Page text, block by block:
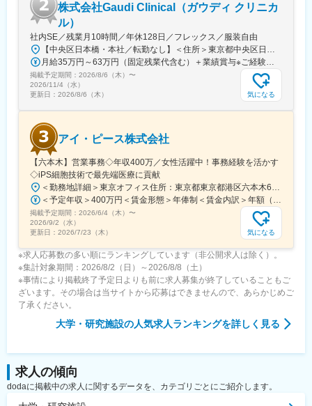
・スーパーフレックスタイム制を導入しており、社員自身が業務
のスケジュールに合わせて始業、就業時間を決めることができま
・5日間のリフレッシュ休暇制度や、時間単位で取得できる有給休
暇。
・産前産後休暇（妊娠中時短勤務あり）、子供が3歳になるまで取
得できる育児休業、
復帰後は短時間勤務制度の利用も可能。
変更の範囲：会社の定める業務
株式会社Gaudi Clinical（ガウディ クリニカ
ル）
社内SE／残業月10時間／年休128日／フレックス／服装自由
【中央区日本橋・本社／転勤なし】＜住所＞東京都中央区日本橋本町4-8-15 ネオカワイビル10F＜アクセス＞・JR「新日本橋駅」から徒歩1分、「神田駅」から徒歩8分・東京メトロ「三越前駅」から徒歩5分、「小伝馬町駅」から徒歩5分※受動喫煙対策あり（屋内全面禁煙）
月給35万円～63万円（固定残業代含む）＋業績賞与※ご経験・スキルを考慮の上決定いたします※固定残業代は、時間外労働の有無にかかわらず月35時間分を、月8万3400円～15万円支給。（35時間を超える時間外労働分は追加で支給）
掲載予定期間： 2026/8/6（木） 〜
2026/11/4（水）
更新日： 2026/8/6（木） 気になる
アイ・ピース株式会社
【六本木】営業事務◇年収400万／女性活躍中！事務経験を活かす
◇iPS細胞技術で最先端医療に貢献
＜勤務地詳細＞東京オフィス住所：東京都東京都港区六本木6-15-1 勤務地最寄駅：東京メトロ 日比谷線／六本木駅受動喫煙対策：屋内全面禁煙変更の範囲：会社の定める事業所
＜予定年収＞400万円＜賃金形態＞年俸制＜賃金内訳＞年額（基本給）：3,108,920円固定残業手当/月：74,490円（固定残業時間40時間0分/月）超過した時間外労働の残業手当は追加支給＜月額＞333,566円（12分割）（一律手当を含む）＜昇給有無＞有＜残業手当＞有＜給与補足＞※固定残業代制、超過分別途支給賃金はあくまでも目安の金額であり、選考を通じて上下する可能性があります。月給(月額)は固定手当を含めた表記です。
掲載予定期間： 2026/6/4（木） 〜
2026/9/2（水）
更新日： 2026/7/23（木） 気になる
※求人応募数の多い順にランキングしています（非公開求人は除く）。
※集計対象期間：2026/8/2（日）～2026/8/8（土）
※事情により掲載終了予定日よりも前に求人募集が終了していることもご
ざいます。その場合は当サイトから応募はできませんので、あらかじめご
了承ください。
大学・研究施設の人気求人ランキングを詳しく見る
求人の傾向
dodaに掲載中の求人に関するデータを、カテゴリごとにご紹介します。